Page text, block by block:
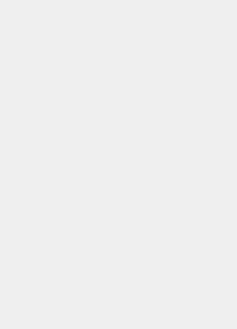
Alım Programı
azami 6,5
TL’lik fon
ödenmiş
karşılık